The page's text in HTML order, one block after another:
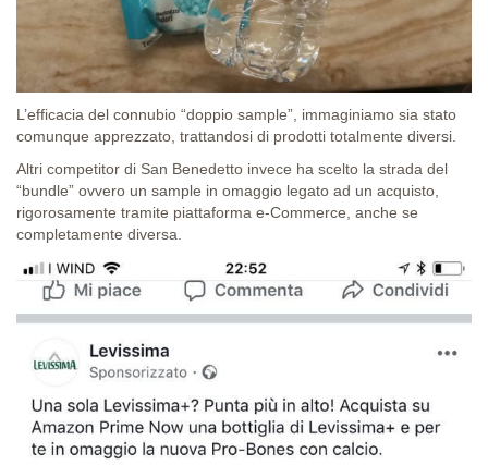
L’efficacia del connubio “doppio sample”, immaginiamo sia stato
comunque apprezzato, trattandosi di prodotti totalmente diversi.
Altri competitor di San Benedetto invece ha scelto la strada del
“bundle” ovvero un sample in omaggio legato ad un acquisto,
rigorosamente tramite piattaforma e-Commerce, anche se
completamente diversa.